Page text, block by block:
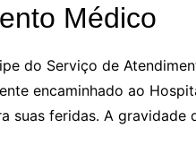
Médico
do Serviço de
encaminhado ao
suas feridas. A gravidade